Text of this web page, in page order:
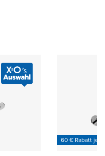
60 € Rabatt je